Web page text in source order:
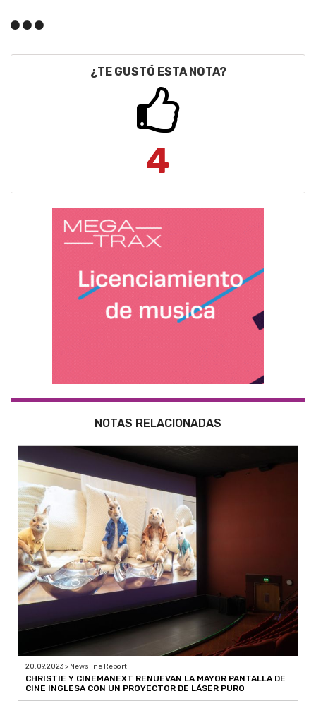
¿TE GUSTÓ ESTA NOTA?
4
NOTAS RELACIONADAS
20.09.2023 > Newsline Report
CHRISTIE Y CINEMANEXT RENUEVAN LA MAYOR PANTALLA DE
CINE INGLESA CON UN PROYECTOR DE LÁSER PURO